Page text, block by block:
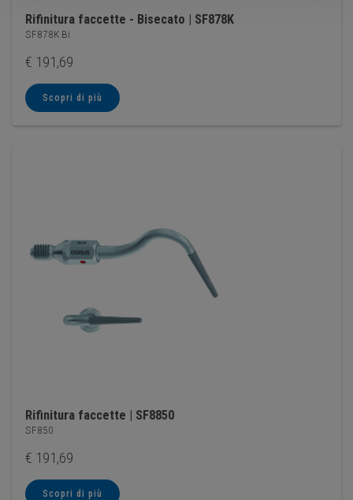
Rifinitura faccette - Bisecato | SF878K
SF878K Bi
€ 191,69
Scopri di più
Rifinitura faccette | SF8850
SF850
€ 191,69
Scopri di più